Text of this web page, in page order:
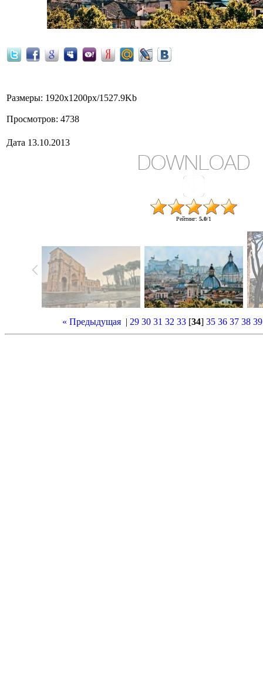
Размеры: 1920x1200px/1527.9Kb
Просмотров: 4738
Дата 13.10.2013
DOWNLOAD
Рейтинг: 5.0/1
« Предыдущая | 29 30 31 32 33 [34] 35 36 37 38 39